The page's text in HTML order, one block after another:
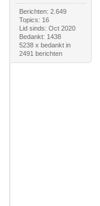
Berichten: 2.649
Topics: 16
Lid sinds: Oct 2020
Bedankt: 1438
5238 x bedankt in
2491 berichten